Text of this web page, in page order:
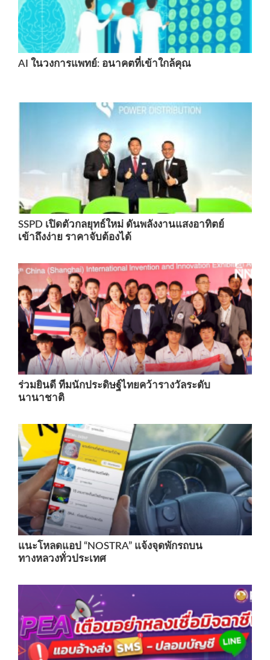
AI ในวงการแพทย์: อนาคตที่เข้าใกล้คุณ
SSPD เปิดตัวกลยุทธ์ใหม่ ดันพลังงานแสงอาทิตย์
เข้าถึงง่าย ราคาจับต้องได้
ร่วมยินดี ทีมนักประดิษฐ์ไทยคว้ารางวัลระดับ
นานาชาติ
แนะโหลดแอป “NOSTRA” แจ้งจุดพักรถบน
ทางหลวงทั่วประเทศ